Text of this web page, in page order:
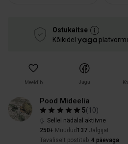
Ostukaitse
Kõikidel
Meeldib Jaga
Pood Mideelia
5(10)
Sellel nädalal aktiivne
250+ Müüdud 137 Jälgijat
Tavaliselt postitab 4 päevaga